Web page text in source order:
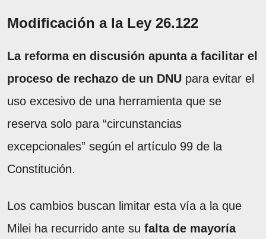
Modificación a la Ley 26.122
La reforma en discusión apunta a facilitar el
proceso de rechazo de un DNU para evitar el
uso excesivo de una herramienta que se
reserva solo para “circunstancias
excepcionales” según el artículo 99 de la
Constitución.
Los cambios buscan limitar esta vía a la que
Milei ha recurrido ante su falta de mayoría